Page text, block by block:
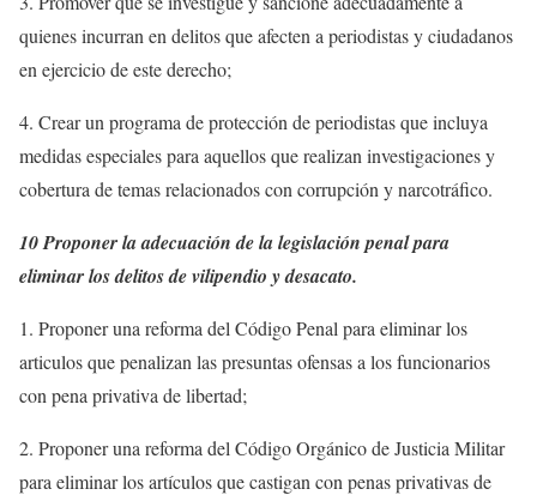
quienes incurran en delitos que afecten a periodistas y ciudadanos
en ejercicio de este derecho;
4. Crear un programa de protección de periodistas que incluya
medidas especiales para aquellos que realizan investigaciones y
cobertura de temas relacionados con corrupción y narcotráfico.
10 Proponer la adecuación de la legislación penal para
eliminar los delitos de vilipendio y desacato.
1. Proponer una reforma del Código Penal para eliminar los
articulos que penalizan las presuntas ofensas a los funcionarios
con pena privativa de libertad;
2. Proponer una reforma del Código Orgánico de Justicia Militar
para eliminar los artículos que castigan con penas privativas de